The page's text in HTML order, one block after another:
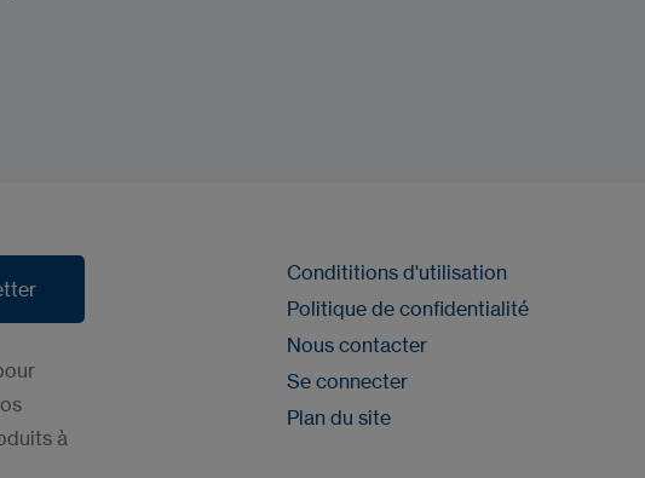
à
Condititions d'utilisation
Politique de confidentialité
Nous contacter
Se connecter
Plan du site